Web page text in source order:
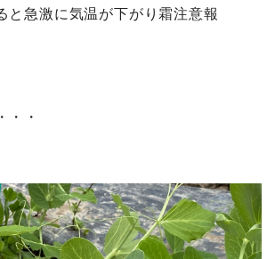
と急激に気温が下がり霜注意報
・・